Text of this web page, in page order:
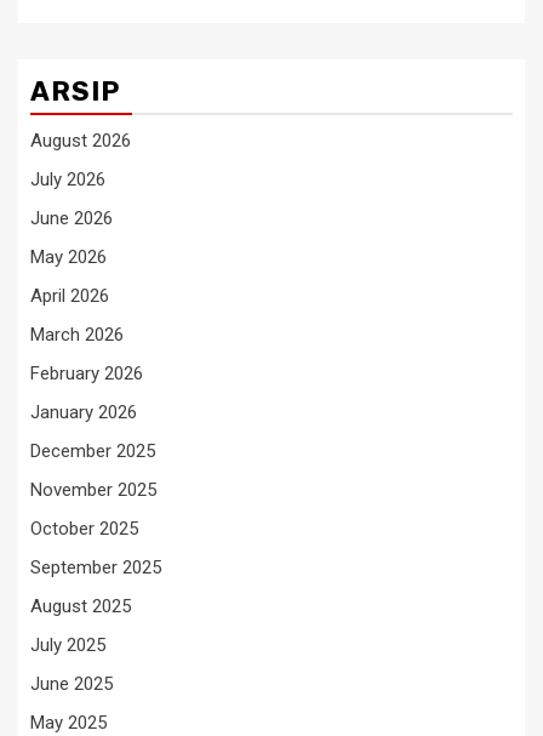
ARSIP
August 2026
July 2026
June 2026
May 2026
April 2026
March 2026
February 2026
January 2026
December 2025
November 2025
October 2025
September 2025
August 2025
July 2025
June 2025
May 2025